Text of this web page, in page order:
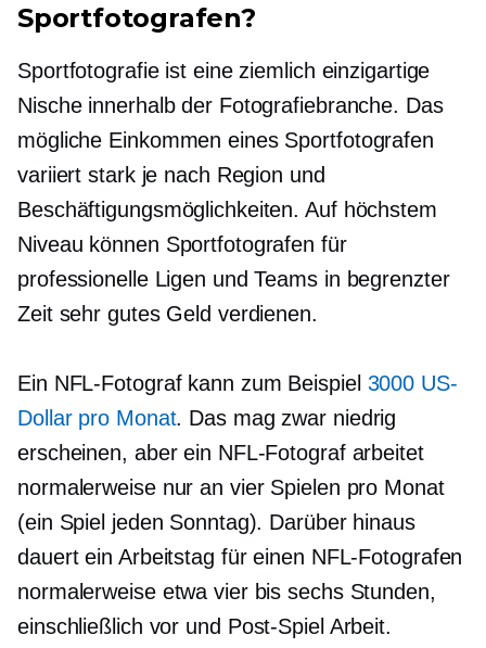
Sportfotografen?
Sportfotografie ist eine ziemlich einzigartige
Nische innerhalb der Fotografiebranche. Das
mögliche Einkommen eines Sportfotografen
variiert stark je nach Region und
Beschäftigungsmöglichkeiten. Auf höchstem
Niveau können Sportfotografen für
professionelle Ligen und Teams in begrenzter
Zeit sehr gutes Geld verdienen.
Ein NFL-Fotograf kann zum Beispiel 3000 US-
Dollar pro Monat. Das mag zwar niedrig
erscheinen, aber ein NFL-Fotograf arbeitet
normalerweise nur an vier Spielen pro Monat
(ein Spiel jeden Sonntag). Darüber hinaus
dauert ein Arbeitstag für einen NFL-Fotografen
normalerweise etwa vier bis sechs Stunden,
einschließlich vor und Post-Spiel Arbeit.